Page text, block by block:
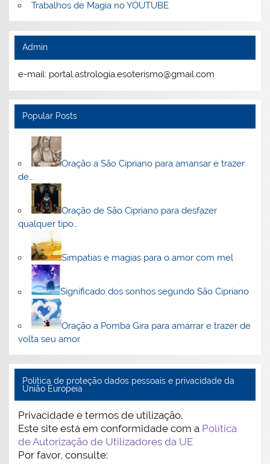
Trabalhos de Magia no YOUTUBE
Admin
e-mail: portal.astrologia.esoterismo@gmail.com
Popular Posts
Oração a São Cipriano para amansar e trazer
de…
Oração de São Cipriano para desfazer
qualquer tipo…
Simpatias e magias para o amor com mel
Significado dos sonhos segundo São Cipriano
Oração a Pomba Gira para amarrar e trazer de
volta seu amor
Politica de proteção dados pessoais e privacidade da
União Europeia
Privacidade e termos de utilização.
Este site está em conformidade com a Política
de Autorização de Utilizadores da UE
Por favor, consulte: